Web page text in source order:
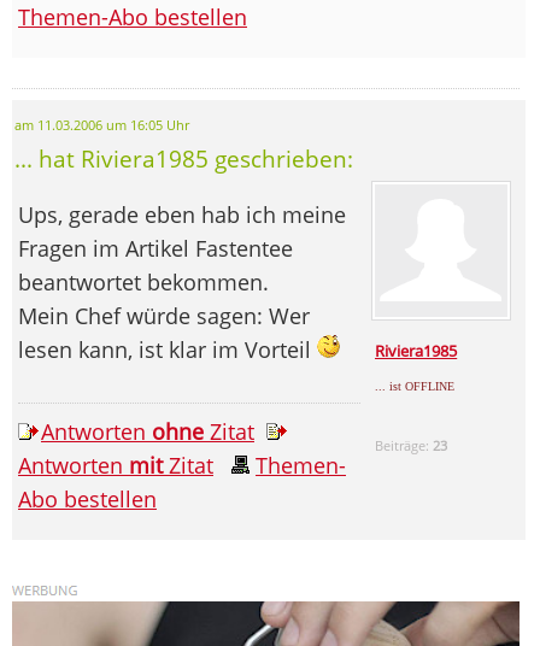
Themen-Abo bestellen
am 11.03.2006 um 16:05 Uhr
... hat Riviera1985 geschrieben:
Riviera1985
... ist OFFLINE
Beiträge: 23
Ups, gerade eben hab ich meine
Fragen im Artikel Fastentee
beantwortet bekommen.
Mein Chef würde sagen: Wer
lesen kann, ist klar im Vorteil
Antworten ohne Zitat
Antworten mitZitat
Themen-
Abo bestellen